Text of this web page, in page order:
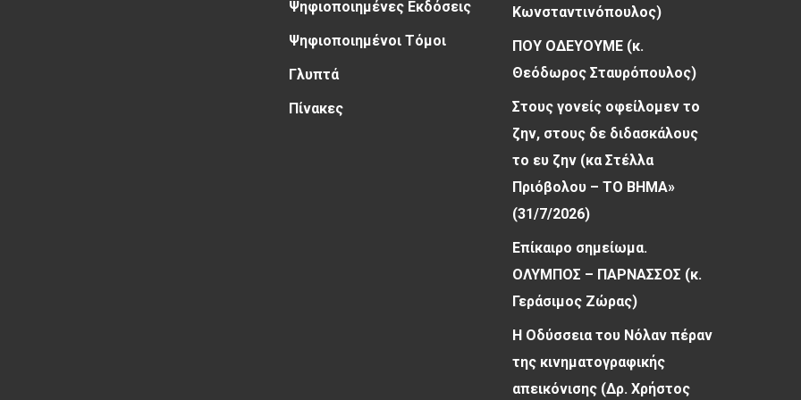
Ψηφιοποιημένες Εκδόσεις
Ψηφιοποιημένοι Τόμοι
Γλυπτά
Πίνακες
Κωνσταντινόπουλος)
ΠΟΥ ΟΔΕΥΟΥΜΕ (κ.
Θεόδωρος Σταυρόπουλος)
Στους γονείς οφείλομεν το
ζην, στους δε διδασκάλους
το ευ ζην (κα Στέλλα
Πριόβολου – ΤΟ ΒΗΜΑ»
(31/7/2026)
Επίκαιρο σημείωμα.
ΟΛΥΜΠΟΣ – ΠΑΡΝΑΣΣΟΣ (κ.
Γεράσιμος Ζώρας)
Η Οδύσσεια του Νόλαν πέραν
της κινηματογραφικής
απεικόνισης (Δρ. Χρήστος